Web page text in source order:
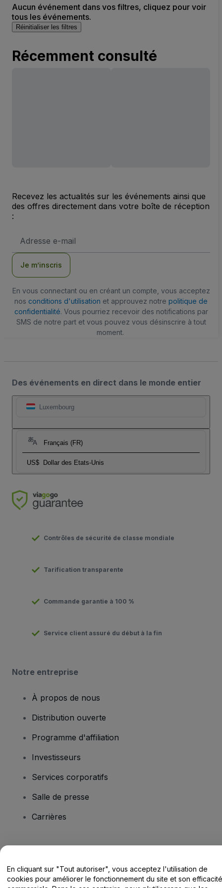
Aucun événement dans vos filtres, cliquez pour voir
tous les événements.
Réinitialiser les filtres
Récemment consulté
Recevez les actualités sur les événements ainsi que
des offres directement dans votre boîte de réception
:
e-
Je m’inscris
En vous connectant ou en créant un compte, vous acceptez
nos conditions d'utilisation et approuvez notre politique de
confidentialité. Vous pourriez recevoir des notifications par
SMS de notre part et vous pouvez vous désinscrire à tout
moment.
Des événements en direct dans le monde entier
Luxembourg
Français (FR)
US$ Dollar des Etats-Unis
Contrôles de sécurité de classe mondiale
Tarification transparente
Commande garantie à 100 %
Service client assuré du début à la fin
Notre entreprise
À propos de nous
Distribution ouverte
Programme d'affiliation
Investisseurs
Services corporatifs
Salle de presse
Carrières
Centre d'assistance / Nous contacter
En cliquant sur "Tout autoriser", vous acceptez l'utilisation de
cookies pour améliorer le fonctionnement du site et son efficacité